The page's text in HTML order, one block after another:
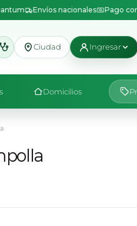
Envíos nacionales Pago
Ciudad Ingresar
Domicilios